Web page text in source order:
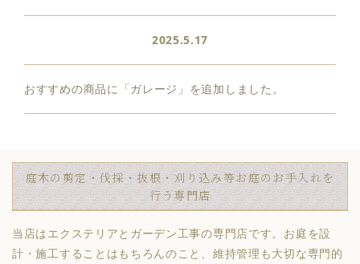
2025.5.17
おすすめの商品に「ガレージ」を追加しました。
庭木の剪定・伐採・抜根・刈り込み等お庭のお手入れを
行う専門店
当店はエクステリアとガーデン工事の専門店です。お庭を設
計・施工することはもちろんのこと、維持管理も大切な専門的